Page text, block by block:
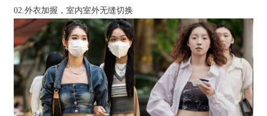
02.外衣加握，室内室外无缝切换